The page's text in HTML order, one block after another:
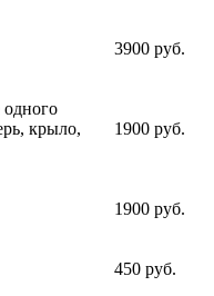
3900 руб.
одного
крыло,
1900 руб.
1900 руб.
450 руб.